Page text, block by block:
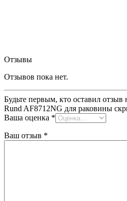
Отзывы
Отзывов пока нет.
Будьте первым, кто оставил
Rund AF8712NG для раковины
Ваша оценка *
Ваш отзыв *